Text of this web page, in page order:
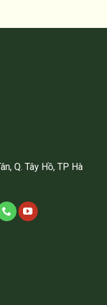
Q. Tây Hồ, TP Hà